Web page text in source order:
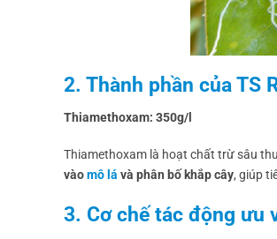
2. Thành phần của TS
Thiamethoxam: 350g/l
Thiamethoxam là hoạt chất trừ sâu
vàomô lá và phân bố khắp cây, giúp
3. Cơ chế tác động ưu